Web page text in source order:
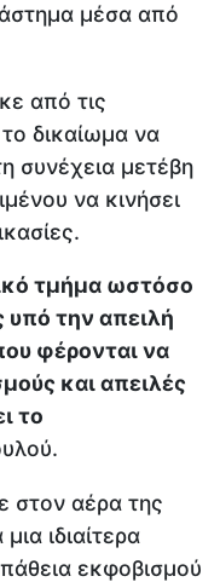
μέσα από
από τις
δικαίωμα να
συνέχεια μετέβη
να κινήσει
τμήμα ωστόσο
υπό την απειλή
φέρονται να
και απειλές
το
στον αέρα της
ιδιαίτερα
εκφοβισμού